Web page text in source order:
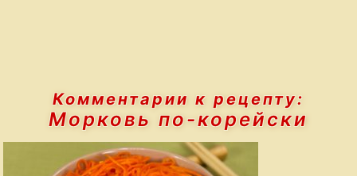
Комментарии к рецепту:
Морковь по-корейски